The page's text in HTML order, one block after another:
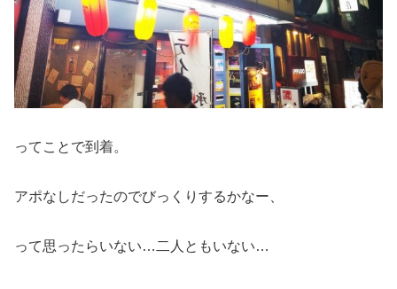
ってことで到着。
アポなしだったのでびっくりするかなー、
って思ったらいない…二人ともいない…